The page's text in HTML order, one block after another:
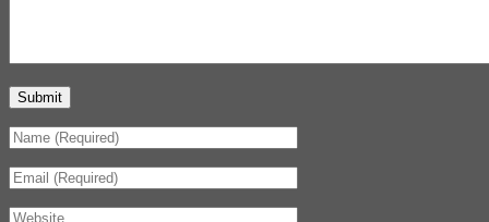
Submit